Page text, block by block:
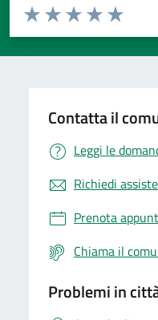
Valuta da 1 a 5 stelle la pagina
Valuta 5
Valuta 4
Valuta 3 stelle
Valuta 2 stelle su 5
Valuta 1 stelle su 5
Contatta il
Leggi le
Richiedi
Prenota
Chiama il
Problemi in